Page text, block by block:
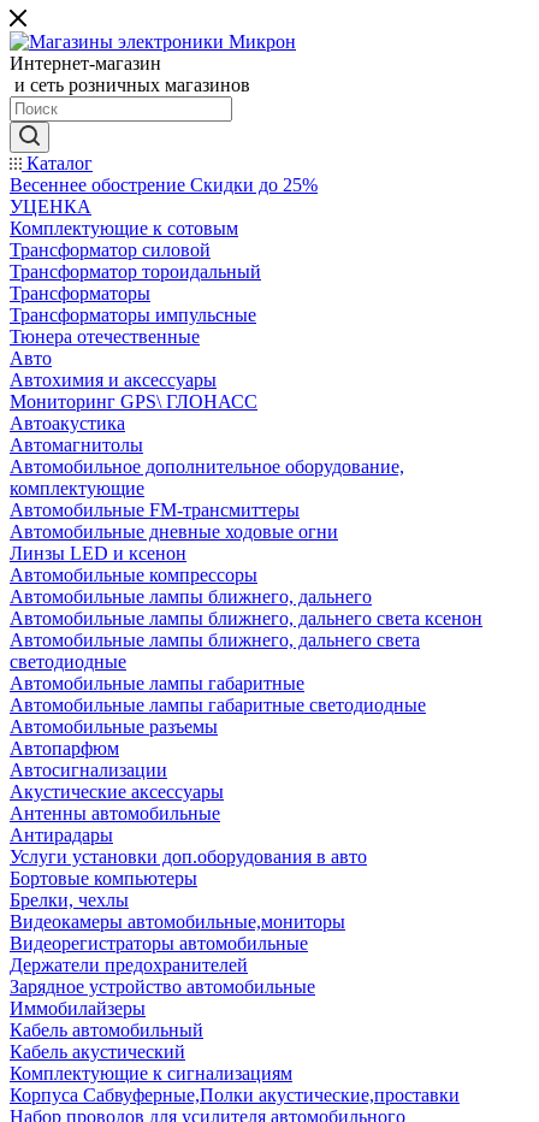
Интернет-магазин
и сеть розничных магазинов
Каталог
Весеннее обострение Скидки до 25%
УЦЕНКА
Комплектующие к сотовым
Трансформатор силовой
Трансформатор тороидальный
Трансформаторы
Трансформаторы импульсные
Тюнера отечественные
Авто
Автохимия и аксессуары
Мониторинг GPS\ ГЛОНАСС
Автоакустика
Автомагнитолы
Автомобильное дополнительное оборудование,
комплектующие
Автомобильные FM-трансмиттеры
Автомобильные дневные ходовые огни
Линзы LED и ксенон
Автомобильные компрессоры
Автомобильные лампы ближнего, дальнего
Автомобильные лампы ближнего, дальнего света ксенон
Автомобильные лампы ближнего, дальнего света
светодиодные
Автомобильные лампы габаритные
Автомобильные лампы габаритные светодиодные
Автомобильные разъемы
Автопарфюм
Автосигнализации
Акустические аксессуары
Антенны автомобильные
Антирадары
Услуги установки доп.оборудования в авто
Бортовые компьютеры
Брелки, чехлы
Видеокамеры автомобильные,мониторы
Видеорегистраторы автомобильные
Держатели предохранителей
Зарядное устройство автомобильные
Иммобилайзеры
Кабель автомобильный
Кабель акустический
Комплектующие к сигнализациям
Корпуса Сабвуферные,Полки акустические,проставки
Набор проводов для усилителя автомобильного